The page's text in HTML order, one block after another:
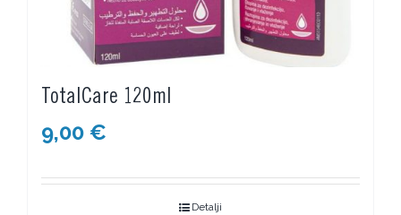
TotalCare 120ml
9,00 €
Detalji